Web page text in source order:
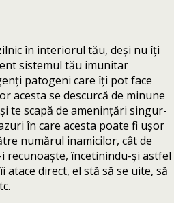
în interiorul tău, deși nu îți
sistemul tău imunitar
patogeni care îți pot face
acesta se descurcă de minune
te scapă de amenințări singur-
în care acesta poate fi ușor
numărul inamicilor, cât de
recunoaște, încetinindu-și astfel
atace direct, el stă să se uite, să